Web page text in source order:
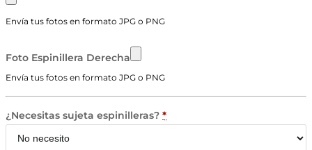
Envía tus fotos en formato JPG o PNG
Foto Espinillera Derecha
Envía tus fotos en formato JPG o PNG
¿Necesitas sujeta espinilleras? *